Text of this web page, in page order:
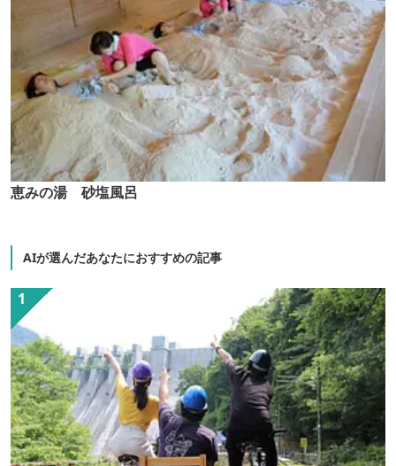
恵みの湯 砂塩風呂
AIが選んだあなたにおすすめの記事